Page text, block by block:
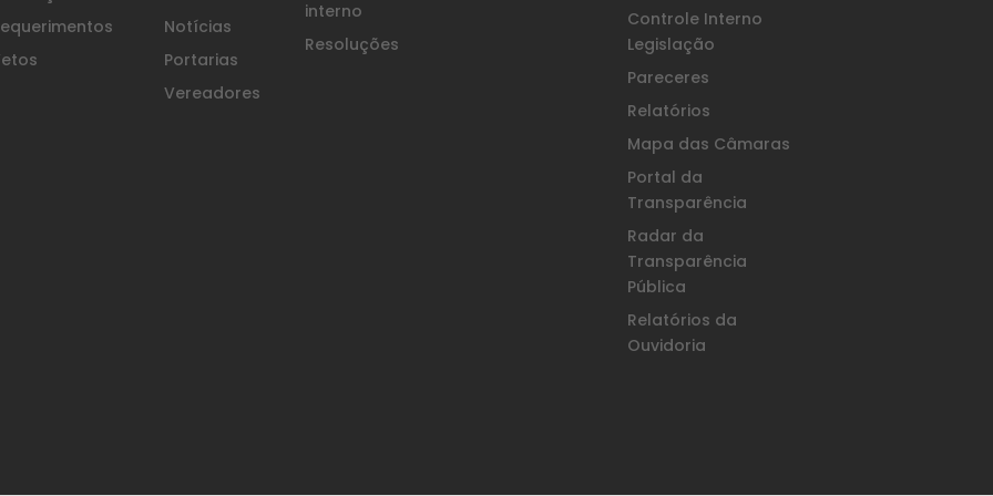
Notícias
Portarias
Vereadores
interno
Resoluções
Controle Interno
Legislação
Pareceres
Relatórios
Mapa das Câmaras
Portal da
Transparência
Radar da
Transparência
Pública
Relatórios da
Ouvidoria